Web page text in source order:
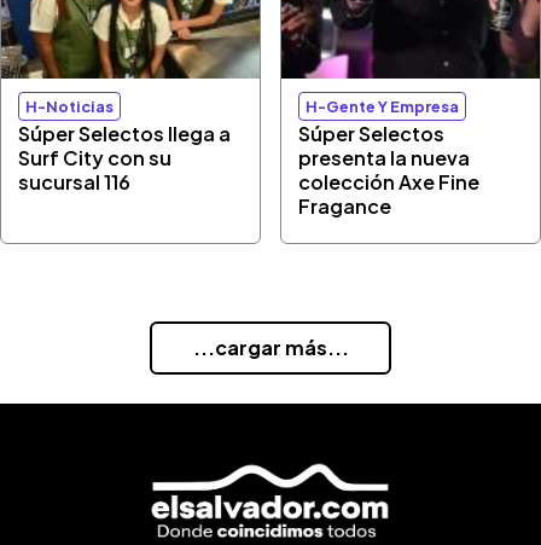
H-Noticias
Súper Selectos llega a
Surf City con su
sucursal 116
H-Gente Y Empresa
Súper Selectos
presenta la nueva
colección Axe Fine
Fragance
...cargar más...